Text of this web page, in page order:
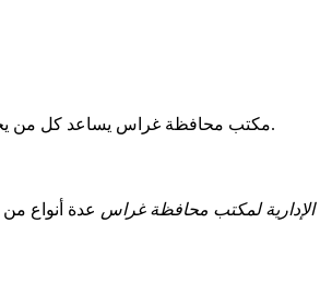
مكتب محافظة غراس يساعد كل منتوفر الوقت في المهام اليومية.
الإدارية لمكتب محافظة غراس عدة أنواع